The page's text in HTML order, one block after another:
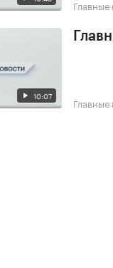
Главные
10:07 Главные